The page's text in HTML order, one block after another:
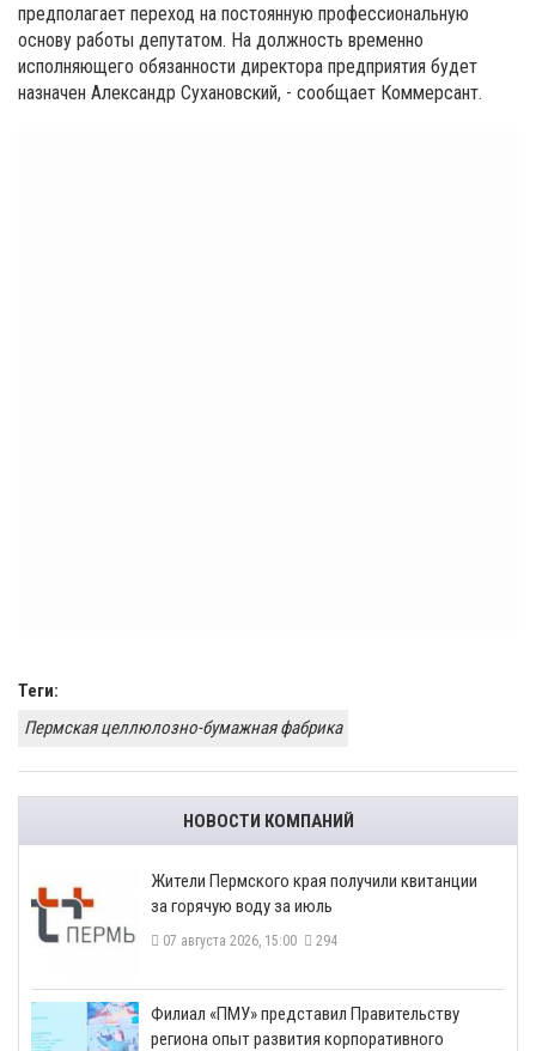
предполагает переход на постоянную профессиональную
основу работы депутатом. На должность временно
исполняющего обязанности директора предприятия будет
назначен Александр Сухановский, - сообщает Коммерсант.
Теги:
Пермская целлюлозно-бумажная фабрика
НОВОСТИ КОМПАНИЙ
​Жители Пермского края получили квитанции
за горячую воду за июль
07 августа 2026, 15:00 294
​Филиал «ПМУ» представил Правительству
региона опыт развития корпоративного